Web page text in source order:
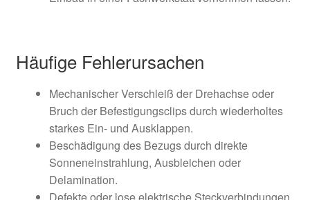
Häufige Fehlerursachen
Mechanischer Verschleiß der Drehachse oder
Bruch der Befestigungsclips durch wiederholtes
starkes Ein- und Ausklappen.
Beschädigung des Bezugs durch direkte
Sonneneinstrahlung, Ausbleichen oder
Delamination.